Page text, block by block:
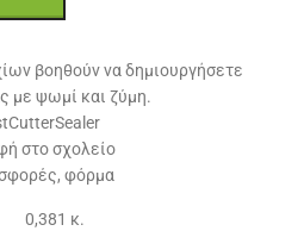
βοηθούν να δημιουργήσετε
με ψωμί και ζύμη.
στο σχολείο
, φόρμα
0,381 κ.